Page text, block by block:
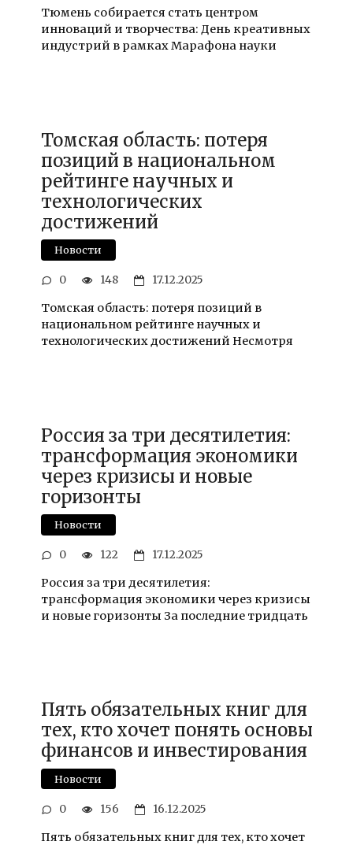
Тюмень собирается стать центром
инноваций и творчества: День креативных
индустрий в рамках Марафона науки
Томская область: потеря
позиций в национальном
рейтинге научных и
технологических
достижений
Новости
0 148 17.12.2025
Томская область: потеря позиций в
национальном рейтинге научных и
технологических достижений Несмотря
Россия за три десятилетия:
трансформация экономики
через кризисы и новые
горизонты
Новости
0 122 17.12.2025
Россия за три десятилетия:
трансформация экономики через кризисы
и новые горизонты За последние тридцать
Пять обязательных книг для
тех, кто хочет понять основы
финансов и инвестирования
Новости
0 156 16.12.2025
Пять обязательных книг для тех, кто хочет